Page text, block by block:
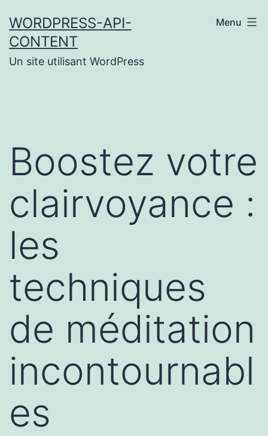
au
contenu
WORDPRESS-API-
CONTENT
Un site utilisant WordPress
Menu
Boostez votre
clairvoyance :
les
techniques
de méditation
incontournabl
es